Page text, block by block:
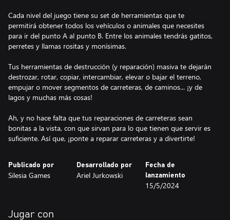
Cada nivel del juego tiene su set de herramientas que te
permitirá obtener todos los vehículos o animales que necesites
para ir del punto A al punto B. Entre los animales tendrás gatitos,
perretes y llamas rositas y monísimas.
Tus herramientas de destrucción (y reparación) masiva te dejarán
destrozar, rotar, copiar, intercambiar, elevar o bajar el terreno,
empujar o mover segmentos de carreteras, de caminos... ¡y de
lagos y muchas más cosas!
Ah, y no hace falta que tus reparaciones de carreteras sean
bonitas a la vista, con que sirvan para lo que tienen que servir es
suficiente. Así que, ¡ponte a reparar carreteras y a divertirte!
Publicado por
Silesia Games
Desarrollado por
Ariel Jurkowski
Fecha de
lanzamiento
15/5/2024
Jugar con